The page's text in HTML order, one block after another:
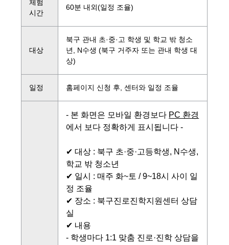
체험
시간
60분 내외(일정 조율)
대상
북구 관내 초·중·고 학생 및 학교 밖 청소
년, N수생 (북구 거주자 또는 관내 학생 대
상)
일정 홈페이지 신청 후, 센터와 일정 조율
- 본 화면은 모바일 환경보다 PC 환경
에서 보다 정확하게 표시됩니다 -
✔ 대상 : 북구 초·중·고등학생, N수생,
학교 밖 청소년
✔ 일시 : 매주 화~토 / 9~18시 사이 일
정 조율
✔ 장소 : 북구진로진학지원센터 상담
실
✔ 내용
- 학생마다 1:1 맞춤 진로·진학 상담을